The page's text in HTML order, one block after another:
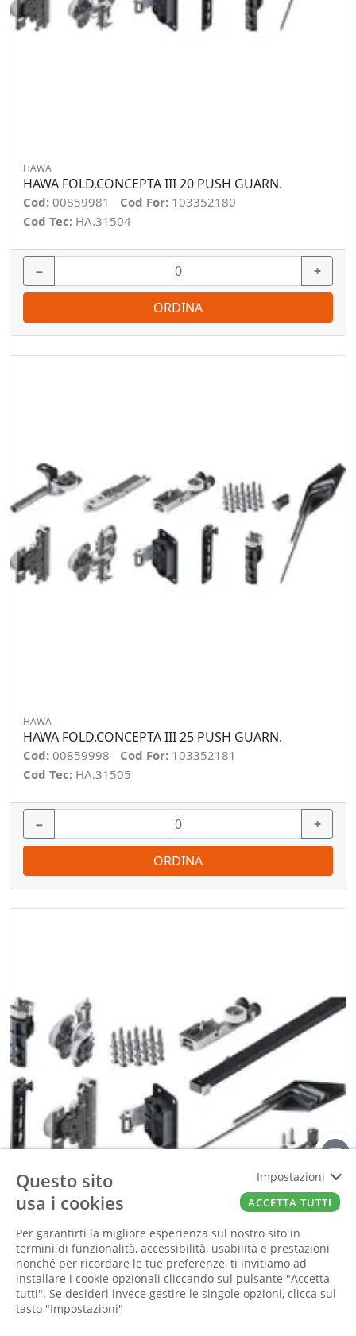
Informiamo la nostra clientela che saremo
chiusi per la pausa estiva dall'8 al 23 agosto
compresi. Tutti gli ordini online ricevuti
durante la chiusura saranno elaborati a partire
dal 24 agosto
HAWA
HAWA FOLD.CONCEPTA III 20 PUSH GUARN.
Cod: 00859981 Cod For: 103352180
Cod Tec: HA.31504
− +
ORDINA
HAWA
HAWA FOLD.CONCEPTA III 25 PUSH GUARN.
Cod: 00859998 Cod For: 103352181
Cod Tec: HA.31505
− +
ORDINA
HAWA
HAWA FOLD.CONCEPTA III 20 PULL GUARN.
Cod:00860000 Cod For:
Questo sito
usa i cookies
Per garantirti la migliore esperienza sul nostro sito in
termini di funzionalità, accessibilità, usabilità e prestazioni
nonché per ricordare le tue preferenze, ti invitiamo ad
installare i cookie opzionali cliccando sul pulsante "Accetta
tutti". Se desideri invece gestire le singole opzioni, clicca sul
tasto "Impostazioni"
Impostazioni
ACCETTA TUTTI